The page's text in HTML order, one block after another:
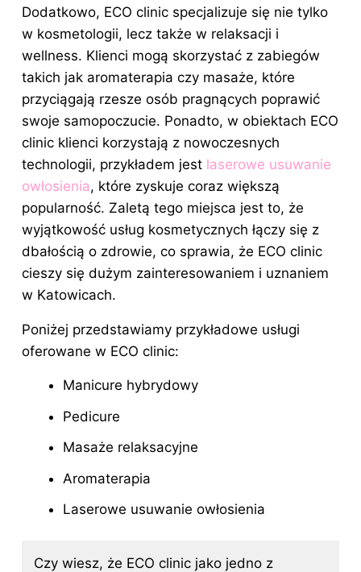
Dodatkowo, ECO clinic specjalizuje się nie tylko
w kosmetologii, lecz także w relaksacji i
wellness. Klienci mogą skorzystać z zabiegów
takich jak aromaterapia czy masaże, które
przyciągają rzesze osób pragnących poprawić
swoje samopoczucie. Ponadto, w obiektach ECO
clinic klienci korzystają z nowoczesnych
technologii, przykładem jest laserowe usuwanie
owłosienia, które zyskuje coraz większą
popularność. Zaletą tego miejsca jest to, że
wyjątkowość usług kosmetycznych łączy się z
dbałością o zdrowie, co sprawia, że ECO clinic
cieszy się dużym zainteresowaniem i uznaniem
w Katowicach.
Poniżej przedstawiamy przykładowe usługi
oferowane w ECO clinic:
Manicure hybrydowy
Pedicure
Masaże relaksacyjne
Aromaterapia
Laserowe usuwanie owłosienia
Czy wiesz, że ECO clinic jako jedno z